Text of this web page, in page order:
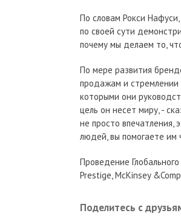
По словам Рокси
по своей сути
почему мы делаем то,
По мере развития
продажам и стремлении
которыми они
цель он несет миру, -
не просто впечатления,
людей, вы помогаете им
Проведение
Prestige, McKinsey
Поделитесь с